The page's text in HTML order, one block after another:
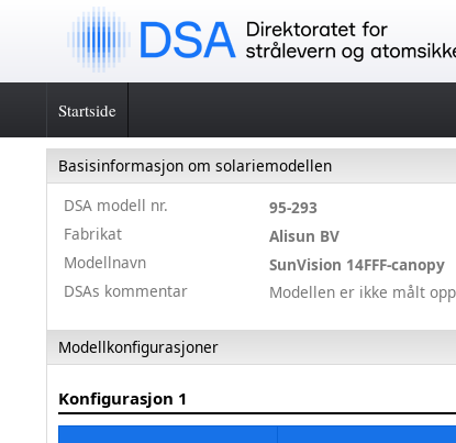
Startside
Basisinformasjon om solariemodellen
DSA modell nr.
95-293
Fabrikat
Alisun BV
Modellnavn
SunVision 14FFF-canopy
DSAs kommentar
Modellen er ikke målt
Modellkonfigurasjoner
Konfigurasjon 1